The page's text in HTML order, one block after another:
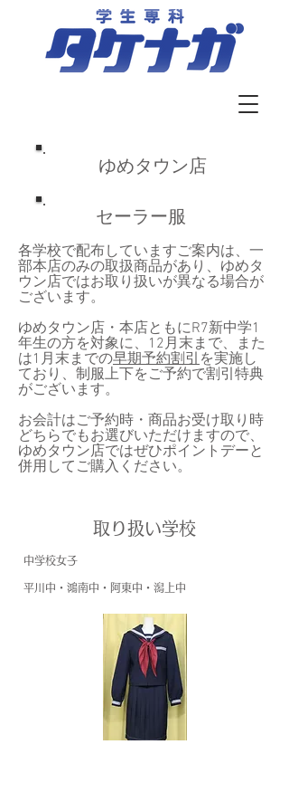
​ゆめタウン店
​セーラー服
各学校で配布していますご案内は、一
部本店のみの取扱商品があり、ゆめタ
ウン店ではお取り扱いが異なる場合が
ございます。
​ゆめタウン店・本店ともにR7新中学1
年生の方を対象に、12月末まで、また
は1月末までの早期予約割引を実施し
ており、制服上下をご予約で割引特典
がございます。
お会計はご予約時・商品お受け取り時
どちらでもお選びいただけますので、
ゆめタウン店ではぜひポイントデーと
併用してご購入ください。
取り扱い学校
中学校女子
​平川中・ 鴻南中・阿東中・潟上中